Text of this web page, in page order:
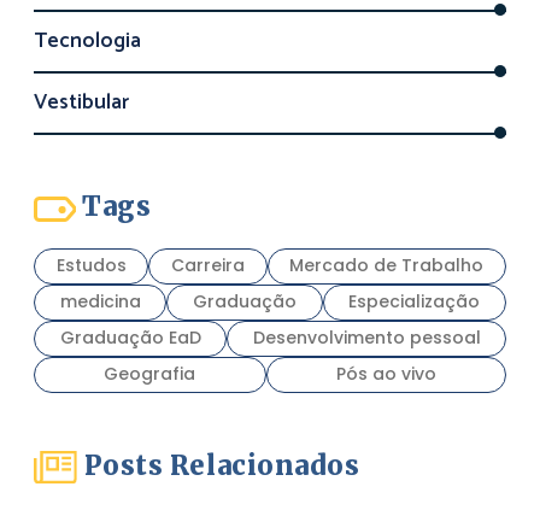
Tecnologia
Vestibular
Tags
Estudos Carreira
Mercado de Trabalho
medicina
Graduação
Especialização
Graduação EaD
Desenvolvimento pessoal
Geografia
Pós ao vivo
Posts Relacionados